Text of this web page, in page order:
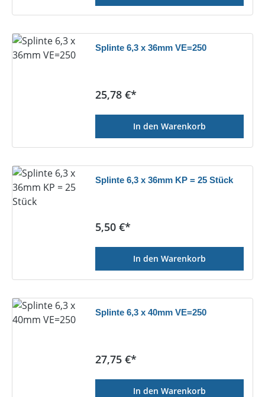
Splinte 6,3 x 36mm VE=250
Regulärer Preis:
25,78 €*
In den Warenkorb
Splinte 6,3 x 36mm KP = 25 Stück
Regulärer Preis:
5,50 €*
In den Warenkorb
Splinte 6,3 x 40mm VE=250
Regulärer Preis:
27,75 €*
In den Warenkorb